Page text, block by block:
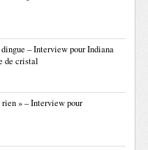
– Interview pour Indiana
de cristal
» – Interview pour